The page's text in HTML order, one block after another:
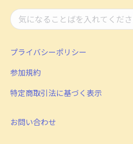
検
索：
プライバシーポリシー
参加規約
特定商取引法に基づく表示
お問い合わせ